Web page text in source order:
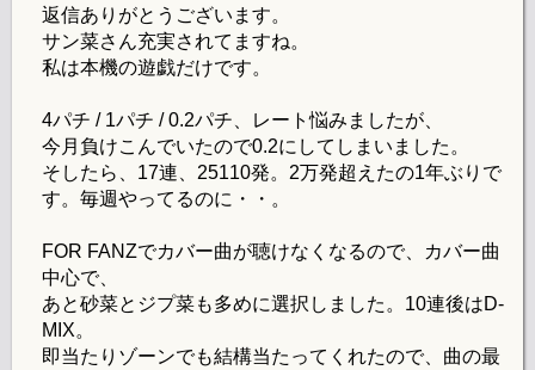
返信ありがとうございます。
サン菜さん充実されてますね。
私は本機の遊戯だけです。
4パチ / 1パチ / 0.2パチ、レート悩みましたが、
今月負けこんでいたので0.2にしてしまいました。
そしたら、17連、25110発。2万発超えたの1年ぶりで
す。毎週やってるのに・・。
FOR FANZでカバー曲が聴けなくなるので、カバー曲
中心で、
あと砂菜とジプ菜も多めに選択しました。10連後はD-
MIX。
即当たりゾーンでも結構当たってくれたので、曲の最